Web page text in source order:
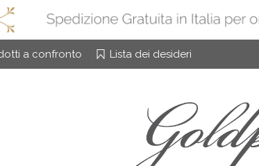
a confronto Lista dei desideri